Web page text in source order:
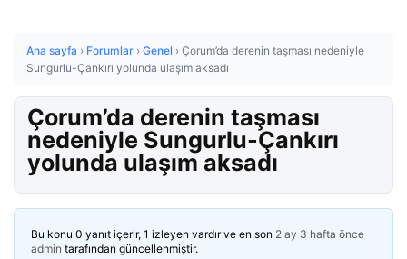
Ana sayfa › Forumlar › Genel › Çorum’da derenin taşması nedeniyle
Sungurlu-Çankırı yolunda ulaşım aksadı
Çorum’da derenin taşması
nedeniyle Sungurlu-Çankırı
yolunda ulaşım aksadı
Bu konu 0 yanıt içerir, 1 izleyen vardır ve en son 2 ay 3 hafta önce
admin tarafından güncellenmiştir.